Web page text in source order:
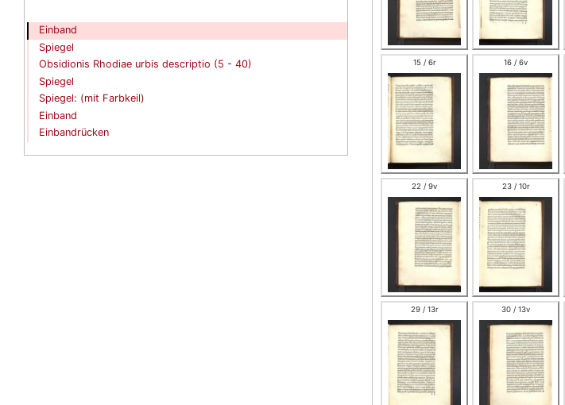
Einband
Spiegel
Obsidionis Rhodiae urbis descriptio (5 - 40)
Spiegel
Spiegel: (mit Farbkeil)
Einband
Einbandrücken
15 / 6r 16 / 6v
22 / 9v 23 / 10r
29 / 13r 30 / 13v